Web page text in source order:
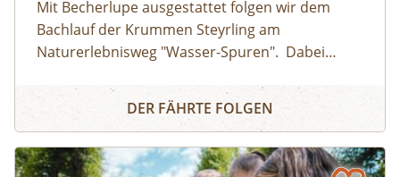
Mit Becherlupe ausgestattet folgen wir dem
Bachlauf der Krummen Steyrling am
Naturerlebnisweg "Wasser-Spuren". Dabei
Bergbach, die sich oft unter Steinen verbergen
und lüften die rätselhaften Eigenschaften des
Wassers.
Erlebnistag Wasser-Lebens-Räume
DER FÄHRTE FOLGEN